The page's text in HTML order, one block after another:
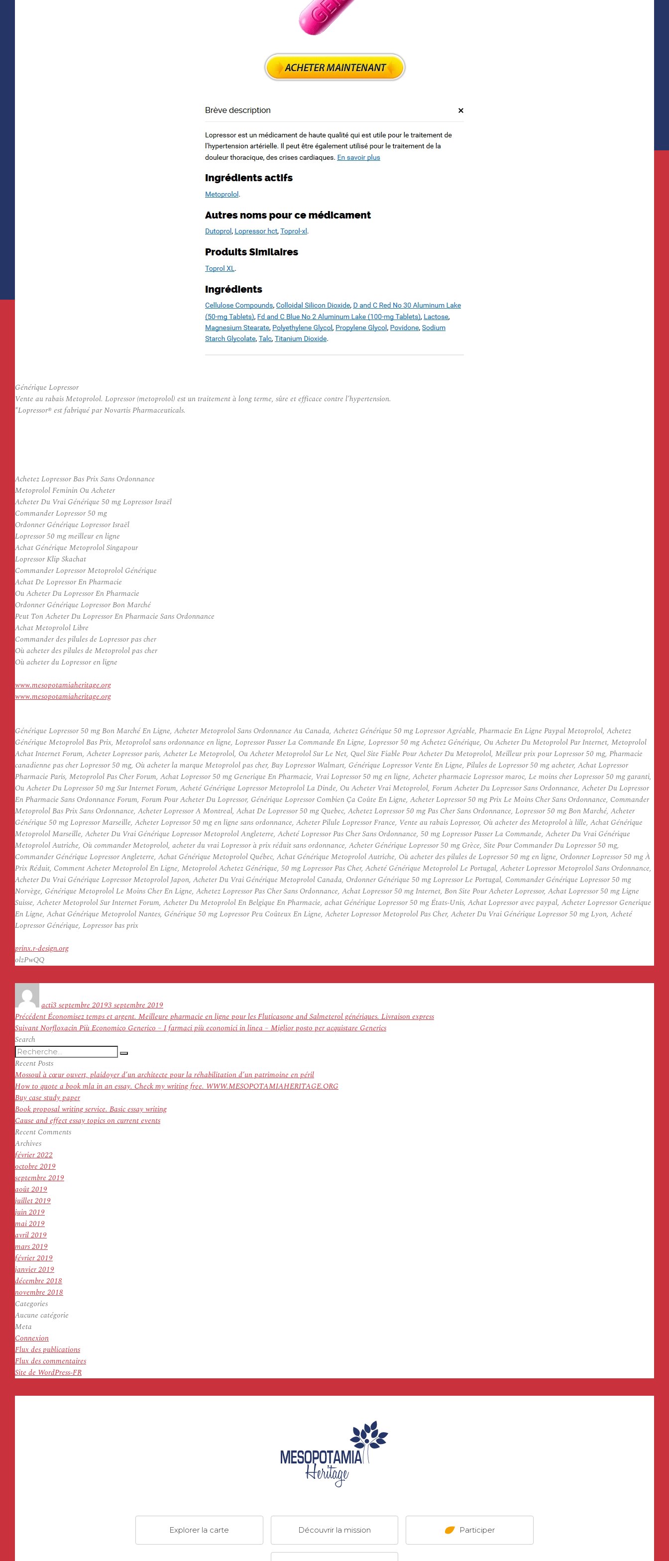
Générique Lopressor
Vente au rabais Metoprolol. Lopressor (metoprolol) est un traitement à long terme, sûre et efficace contre l’hypertension.
*Lopressor® est fabriqué par Novartis Pharmaceuticals.
Achetez Lopressor Bas Prix Sans Ordonnance
Metoprolol Feminin Ou Acheter
Acheter Du Vrai Générique 50 mg Lopressor Israël
Commander Lopressor 50 mg
Ordonner Générique Lopressor Israël
Lopressor 50 mg meilleur en ligne
Achat Générique Metoprolol Singapour
Lopressor Klip Skachat
Commander Lopressor Metoprolol Générique
Achat De Lopressor En Pharmacie
Ou Acheter Du Lopressor En Pharmacie
Ordonner Générique Lopressor Bon Marché
Peut Ton Acheter Du Lopressor En Pharmacie Sans Ordonnance
Achat Metoprolol Libre
Commander des pilules de Lopressor pas cher
Où acheter des pilules de Metoprolol pas cher
Où acheter du Lopressor en ligne
www.mesopotamiaheritage.org
www.mesopotamiaheritage.org
Générique Lopressor 50 mg Bon Marché En Ligne, Acheter Metoprolol Sans Ordonnance Au Canada, Achetez Générique 50 mg Lopressor Agréable, Pharmacie En Ligne Paypal Metoprolol, Achetez
Générique Metoprolol Bas Prix, Metoprolol sans ordonnance en ligne, Lopressor Passer La Commande En Ligne, Lopressor 50 mg Achetez Générique, Ou Acheter Du Metoprolol Par Internet, Metoprolol
Achat Internet Forum, Acheter Lopressor paris, Acheter Le Metoprolol, Ou Acheter Metoprolol Sur Le Net, Quel Site Fiable Pour Acheter Du Metoprolol, Meilleur prix pour Lopressor 50 mg, Pharmacie
canadienne pas cher Lopressor 50 mg, Où acheter la marque Metoprolol pas cher, Buy Lopressor Walmart, Générique Lopressor Vente En Ligne, Pilules de Lopressor 50 mg acheter, Achat Lopressor
Pharmacie Paris, Metoprolol Pas Cher Forum, Achat Lopressor 50 mg Generique En Pharmacie, Vrai Lopressor 50 mg en ligne, Acheter pharmacie Lopressor maroc, Le moins cher Lopressor 50 mg garanti,
Ou Acheter Du Lopressor 50 mg Sur Internet Forum, Acheté Générique Lopressor Metoprolol La Dinde, Ou Acheter Vrai Metoprolol, Forum Acheter Du Lopressor Sans Ordonnance, Acheter Du Lopressor
En Pharmacie Sans Ordonnance Forum, Forum Pour Acheter Du Lopressor, Générique Lopressor Combien Ça Coûte En Ligne, Acheter Lopressor 50 mg Prix Le Moins Cher Sans Ordonnance, Commander
Metoprolol Bas Prix Sans Ordonnance, Acheter Lopressor A Montreal, Achat De Lopressor 50 mg Quebec, Achetez Lopressor 50 mg Pas Cher Sans Ordonnance, Lopressor 50 mg Bon Marché, Acheter
Générique 50 mg Lopressor Marseille, Acheter Lopressor 50 mg en ligne sans ordonnance, Acheter Pilule Lopressor France, Vente au rabais Lopressor, Où acheter des Metoprolol à lille, Achat Générique
Metoprolol Marseille, Acheter Du Vrai Générique Lopressor Metoprolol Angleterre, Acheté Lopressor Pas Cher Sans Ordonnance, 50 mg Lopressor Passer La Commande, Acheter Du Vrai Générique
Metoprolol Autriche, Où commander Metoprolol, acheter du vrai Lopressor à prix réduit sans ordonnance, Acheter Générique Lopressor 50 mg Grèce, Site Pour Commander Du Lopressor 50 mg,
Commander Générique Lopressor Angleterre, Achat Générique Metoprolol Québec, Achat Générique Metoprolol Autriche, Où acheter des pilules de Lopressor 50 mg en ligne, Ordonner Lopressor 50 mg À
Prix Réduit, Comment Acheter Metoprolol En Ligne, Metoprolol Achetez Générique, 50 mg Lopressor Pas Cher, Acheté Générique Metoprolol Le Portugal, Acheter Lopressor Metoprolol Sans Ordonnance,
Acheter Du Vrai Générique Lopressor Metoprolol Japon, Acheter Du Vrai Générique Metoprolol Canada, Ordonner Générique 50 mg Lopressor Le Portugal, Commander Générique Lopressor 50 mg
Norvège, Générique Metoprolol Le Moins Cher En Ligne, Achetez Lopressor Pas Cher Sans Ordonnance, Achat Lopressor 50 mg Internet, Bon Site Pour Acheter Lopressor, Achat Lopressor 50 mg Ligne
Suisse, Acheter Metoprolol Sur Internet Forum, Acheter Du Metoprolol En Belgique En Pharmacie, achat Générique Lopressor 50 mg États-Unis, Achat Lopressor avec paypal, Acheter Lopressor Generique
En Ligne, Achat Générique Metoprolol Nantes, Générique 50 mg Lopressor Peu Coûteux En Ligne, Acheter Lopressor Metoprolol Pas Cher, Acheter Du Vrai Générique Lopressor 50 mg Lyon, Acheté
Lopressor Générique, Lopressor bas prix
prinx.r-design.org
olzPwQQ
actile
3 septembre 20193 septembre 2019
Navigation
de
l’article
PrécédentArticle
précédent :
Économisez temps et argent. Meilleure pharmacie en ligne pour les Fluticasone and Salmeterol génériques. Livraison express
SuivantArticle
Norfloxacin Più Economico Generico – I farmaci più economici in linea – Miglior posto per acquistare Generics
Search
Recherche
pour
:
Recherche
Recent Posts
Mossoul à cœur ouvert, plaidoyer d’un architecte pour la réhabilitation d’un patrimoine en péril
How to quote a book mla in an essay. Check my writing free. WWW.MESOPOTAMIAHERITAGE.ORG
Buy case study paper
Book proposal writing service. Basic essay writing
Cause and effect essay topics on current events
Recent Comments
Archives
février 2022
octobre 2019
septembre 2019
août 2019
juillet 2019
juin 2019
mai 2019
avril 2019
mars 2019
février 2019
janvier 2019
décembre 2018
novembre 2018
Categories
Aucune catégorie
Meta
Connexion
Flux des publications
Flux des commentaires
Site de WordPress-FR
Explorer la carte Découvrir la mission Participer